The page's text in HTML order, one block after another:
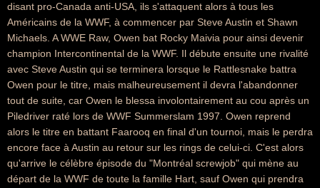
disant pro-Canada anti-USA, ils s'attaquent alors à tous les
Américains de la WWF, à commencer par Steve Austin et Shawn
Michaels. A WWE Raw, Owen bat Rocky Maivia pour ainsi devenir
champion Intercontinental de la WWF. Il débute ensuite une rivalité
avec Steve Austin qui se terminera lorsque le Rattlesnake battra
Owen pour le titre, mais malheureusement il devra l'abandonner
tout de suite, car Owen le blessa involontairement au cou après un
Piledriver raté lors de WWF Summerslam 1997. Owen reprend
alors le titre en battant Faarooq en final d'un tournoi, mais le perdra
encore face à Austin au retour sur les rings de celui-ci. C'est alors
qu'arrive le célèbre épisode du "Montréal screwjob" qui mène au
départ de la WWF de toute la famille Hart, sauf Owen qui prendra